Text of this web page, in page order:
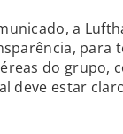
a
para
do grupo,
deve estar